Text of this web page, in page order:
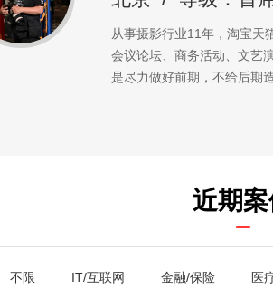
从事摄影行业11年，淘宝天
会议论坛、商务活动、文艺
是尽力做好前期，不给后期
近期案
不限 IT/互联网 金融/保险 医